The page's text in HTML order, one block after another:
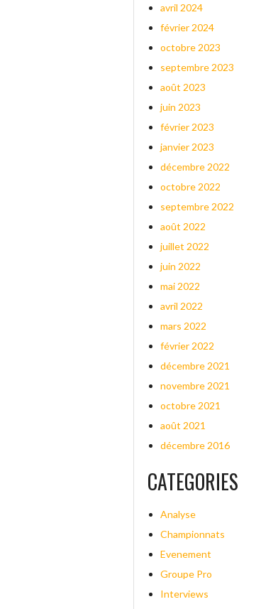
avril 2024
février 2024
octobre 2023
septembre 2023
août 2023
juin 2023
février 2023
janvier 2023
décembre 2022
octobre 2022
septembre 2022
août 2022
juillet 2022
juin 2022
mai 2022
avril 2022
mars 2022
février 2022
décembre 2021
novembre 2021
octobre 2021
août 2021
décembre 2016
CATEGORIES
Analyse
Championnats
Evenement
Groupe Pro
Interviews